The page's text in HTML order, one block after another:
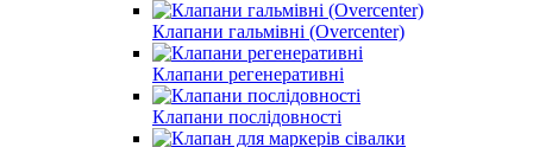
Клапани гальмівні (Overcenter)
Клапани регенеративні
Клапани послідовності